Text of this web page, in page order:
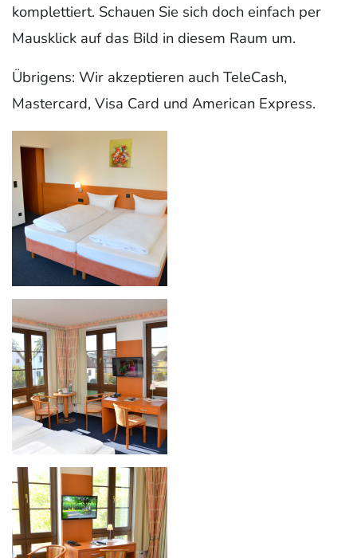
komplettiert. Schauen Sie sich doch einfach per
Mausklick auf das Bild in diesem Raum um.
Übrigens: Wir akzeptieren auch TeleCash,
Mastercard, Visa Card und American Express.